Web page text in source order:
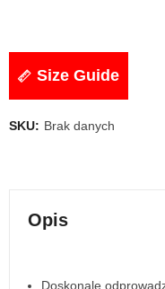
Size Guide
SKU: Brak danych
Opis
Doskonale